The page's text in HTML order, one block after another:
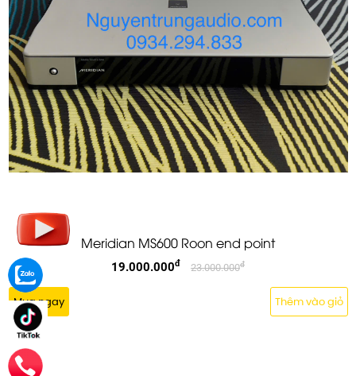
Meridian MS600 Roon end point
19.000.000đ 23.000.000đ
Mua ngay Thêm vào giỏ